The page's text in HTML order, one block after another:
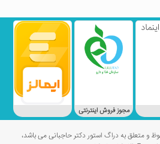
مجوز فروش اینترنتی
متعلق به دراگ استور دکتر حاجبانی می باشد،